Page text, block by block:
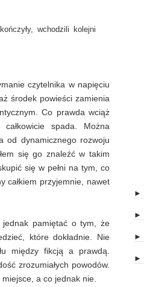
wchodzili kolejni
czytelnika w napięciu
środek powieści zamienia
Co prawda wciąż
spada. Można
od dynamicznego rozwoju
się go znaleźć w takim
się w pełni na tym, co
całkiem przyjemnie, nawet
jednak pamiętać o tym, że
które dokładnie. Nie
między fikcją a prawdą.
zrozumiałych powodów.
a co jednak nie.
►
►
►
►